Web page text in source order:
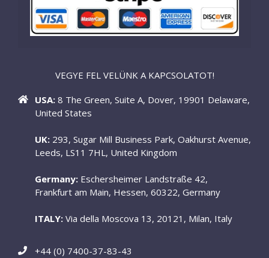
VEGYE FEL VELÜNK A KAPCSOLATOT!
USA: 8 The Green, Suite A, Dover, 19901 Delaware,
United States
UK: 293, Sugar Mill Business Park, Oakhurst Avenue,
Leeds, LS11 7HL, United Kingdom
Germany: Eschersheimer Landstraße 42,
Frankfurt am Main, Hessen, 60322, Germany
ITALY: Via della Moscova 13, 20121, Milan, Italy
+44 (0) 7400-37-83-43